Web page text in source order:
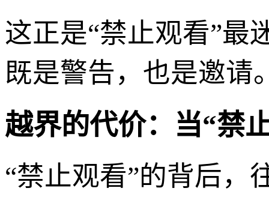
这正是“禁止观看”
既是警告，也是邀请
越界的代价：当“禁
“禁止观看”的背后，